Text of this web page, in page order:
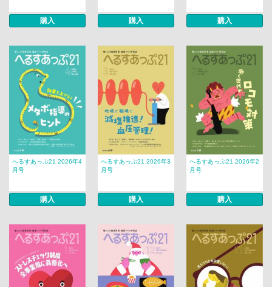
購入 購入 購入
へるすあっぷ21 2026年4
月号
購入
へるすあっぷ21 2026年3
月号
購入
へるすあっぷ21 2026年2
月号
購入